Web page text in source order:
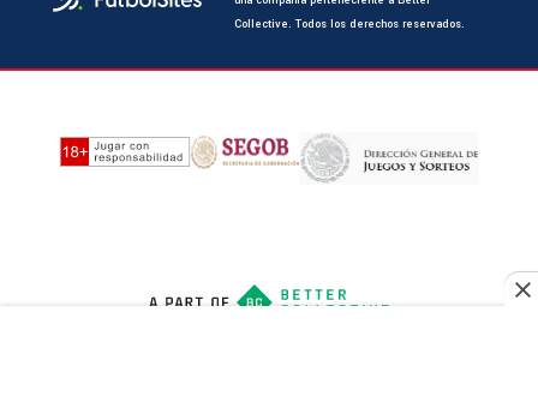
Collective. Todos los derechos reservados.